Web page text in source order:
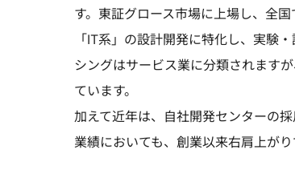
す。東証グロース市場に上場し、全
「IT系」の設計開発に特化し、実験
シングはサービス業に分類されます
ています。
加えて近年は、自社開発センターの
業績においても、創業以来右肩上がり